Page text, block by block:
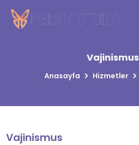
Vajinismus
Anasayfa Hizmetler
Vajinismus